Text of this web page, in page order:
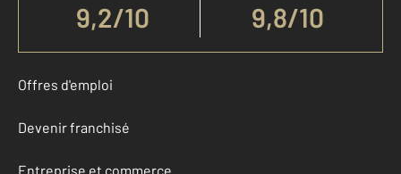
9,2/10 9,8/10
Offres d'emploi
Devenir franchisé
Entreprise et commerce